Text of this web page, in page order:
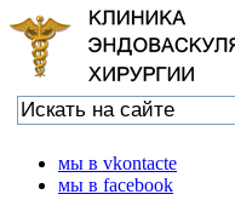
мы в vkontacte
мы в facebook